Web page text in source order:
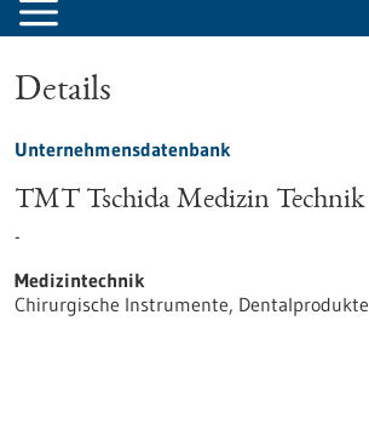
Details
Unternehmensdatenbank
TMT Tschida Medizin Technik
-
Medizintechnik
Chirurgische Instrumente, Dentalprodukte